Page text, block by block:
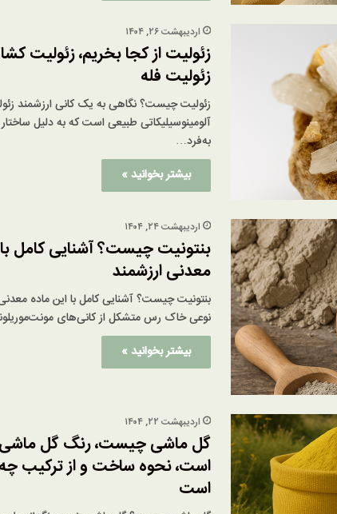
اردیبهشت ۲۶, ۱۴۰۴
زئولیت از کجا بخریم، زئولیت
زئولیت فله
زئولیت چیست؟ نگاهی به یک کانی ارزشمند
آلومینوسیلیکاتی طبیعی است که به دلیل
به‌فرد…
بیشتر بخوانید »
اردیبهشت ۲۴, ۱۴۰۴
بنتونیت چیست؟ آشنایی کامل
معدنی ارزشمند
بنتونیت چیست؟ آشنایی کامل با این ماده
نوعی خاک رس متشکل از کانی‌های
بیشتر بخوانید »
اردیبهشت ۲۲, ۱۴۰۴
گل ماشی چیست، رنگ گل
است، نحوه ساخت و از ترکیب چه
است